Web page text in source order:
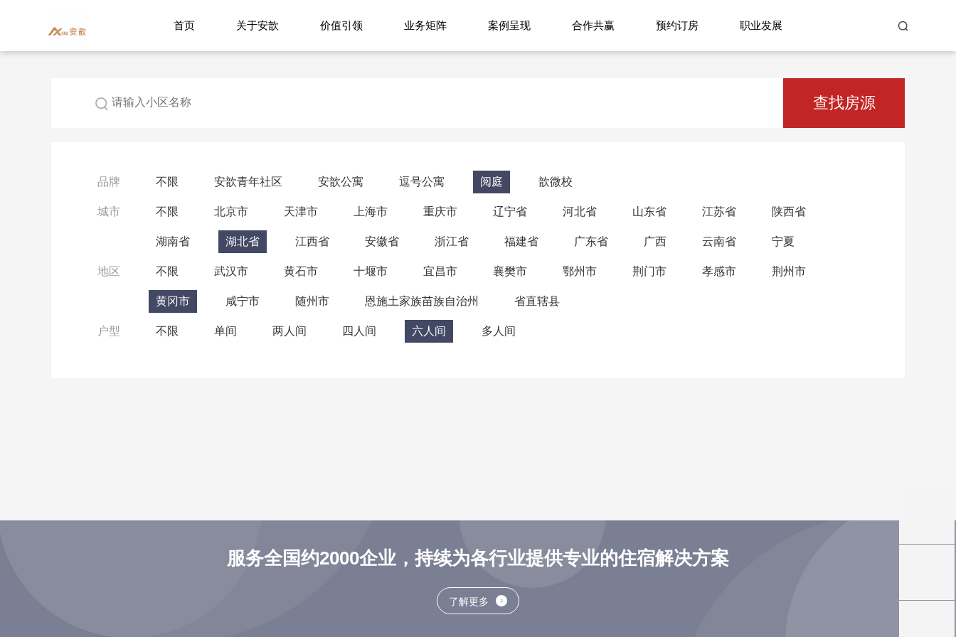
首页 关于安歆 价值引领 业务矩阵 案例呈现 合作共赢 预约订房 职业发展
查找房源
品牌 不限 安歆青年社区 安歆公寓 逗号公寓 阅庭 歆微校
城市 不限 北京市 天津市 上海市 重庆市 辽宁省 河北省 山东省 江苏省 陕西省
湖南省 湖北省 江西省 安徽省 浙江省 福建省 广东省 广西 云南省 宁夏
地区 不限 武汉市 黄石市 十堰市 宜昌市 襄樊市 鄂州市 荆门市 孝感市 荆州市
黄冈市 咸宁市 随州市 恩施土家族苗族自治州 省直辖县
户型 不限 单间 两人间 四人间 六人间 多人间
服务全国约2000企业，持续为各行业提供专业的住宿解决方案
了解更多